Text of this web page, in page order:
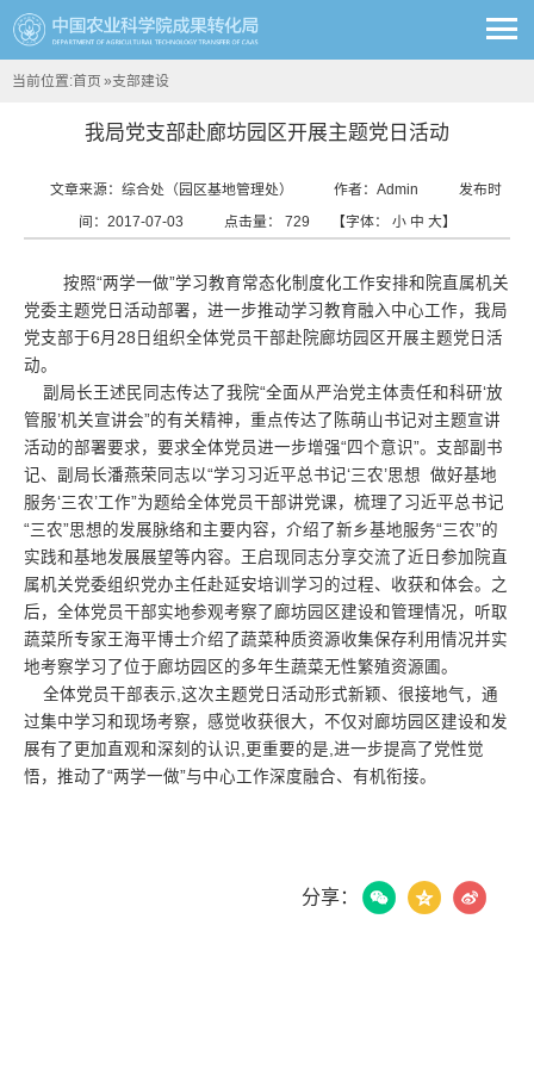
当前位置:首页 »支部建设
我局党支部赴廊坊园区开展主题党日活动
文章来源：综合处（园区基地管理处） 作者：Admin
发布时
间：2017-07-03
点击量： 729 【字体： 小 中 大】
按照“两学一做”学习教育常态化制度化工作安排和院直属机关
党委主题党日活动部署，进一步推动学习教育融入中心工作，我局
党支部于6月28日组织全体党员干部赴院廊坊园区开展主题党日活
动。
副局长王述民同志传达了我院“全面从严治党主体责任和科研‘放
管服’机关宣讲会”的有关精神，重点传达了陈萌山书记对主题宣讲
活动的部署要求，要求全体党员进一步增强“四个意识”。支部副书
记、副局长潘燕荣同志以“学习习近平总书记‘三农’思想 做好基地
服务‘三农’工作”为题给全体党员干部讲党课，梳理了习近平总书记
“三农”思想的发展脉络和主要内容，介绍了新乡基地服务“三农”的
实践和基地发展展望等内容。王启现同志分享交流了近日参加院直
属机关党委组织党办主任赴延安培训学习的过程、收获和体会。之
后，全体党员干部实地参观考察了廊坊园区建设和管理情况，听取
蔬菜所专家王海平博士介绍了蔬菜种质资源收集保存利用情况并实
地考察学习了位于廊坊园区的多年生蔬菜无性繁殖资源圃。
全体党员干部表示,这次主题党日活动形式新颖、很接地气，通
过集中学习和现场考察，感觉收获很大，不仅对廊坊园区建设和发
展有了更加直观和深刻的认识,更重要的是,进一步提高了党性觉
悟，推动了“两学一做”与中心工作深度融合、有机衔接。
分享：